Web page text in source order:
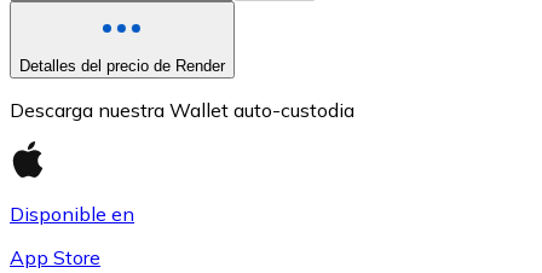
Detalles del precio de Render
Descarga nuestra Wallet auto-custodia
Disponible en
App Store